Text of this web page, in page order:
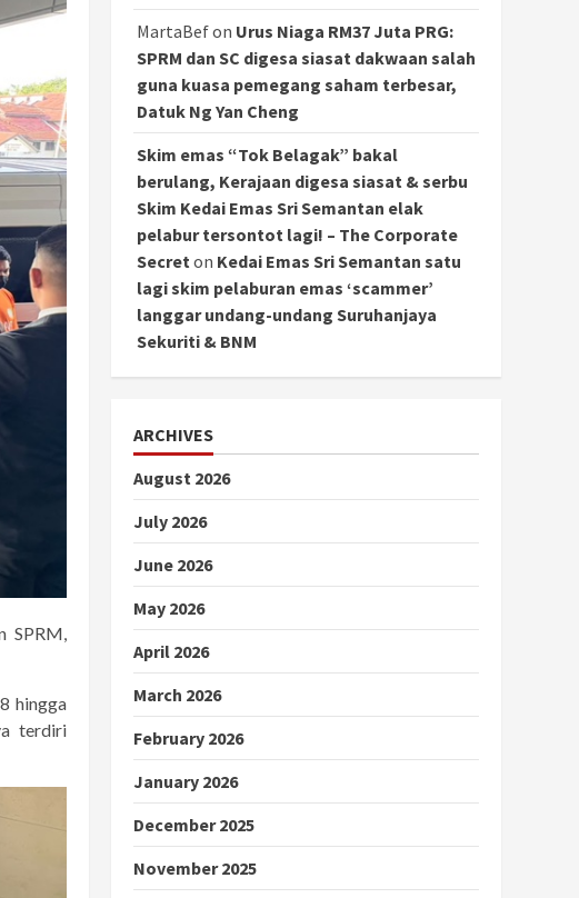
SPRM,
hingga
terdiri
MartaBefon Urus Niaga RM37 Juta PRG:
SPRM dan SC digesa siasat dakwaan salah
guna kuasa pemegang saham terbesar,
Datuk Ng Yan Cheng
Skim emas “Tok Belagak” bakal
berulang, Kerajaan digesa siasat & serbu
Skim Kedai Emas Sri Semantan elak
pelabur tersontot lagi! – The Corporate
Secret on Kedai Emas Sri Semantan satu
lagi skim pelaburan emas ‘scammer’
langgar undang-undang Suruhanjaya
Sekuriti & BNM
ARCHIVES
August 2026
July 2026
June 2026
May 2026
April 2026
March 2026
February 2026
January 2026
December 2025
November 2025